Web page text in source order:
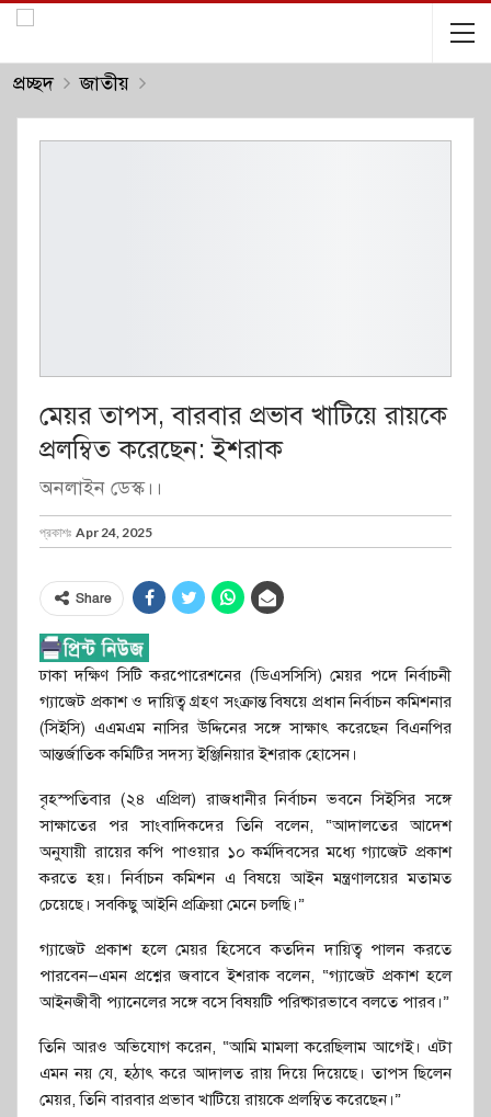
প্রচ্ছদ জাতীয়
মেয়র তাপস, বারবার প্রভাব খাটিয়ে রায়কে
প্রলম্বিত করেছেন: ইশরাক
অনলাইন ডেস্ক।।
প্রকাশঃ Apr 24, 2025
Share
ঢাকা দক্ষিণ সিটি করপোরেশনের (ডিএসসিসি) মেয়র পদে নির্বাচনী
গ্যাজেট প্রকাশ ও দায়িত্ব গ্রহণ সংক্রান্ত বিষয়ে প্রধান নির্বাচন কমিশনার
(সিইসি) এএমএম নাসির উদ্দিনের সঙ্গে সাক্ষাৎ করেছেন বিএনপির
আন্তর্জাতিক কমিটির সদস্য ইঞ্জিনিয়ার ইশরাক হোসেন।
বৃহস্পতিবার (২৪ এপ্রিল) রাজধানীর নির্বাচন ভবনে সিইসির সঙ্গে
সাক্ষাতের পর সাংবাদিকদের তিনি বলেন, “আদালতের আদেশ
অনুযায়ী রায়ের কপি পাওয়ার ১০ কর্মদিবসের মধ্যে গ্যাজেট প্রকাশ
করতে হয়। নির্বাচন কমিশন এ বিষয়ে আইন মন্ত্রণালয়ের মতামত
চেয়েছে। সবকিছু আইনি প্রক্রিয়া মেনে চলছি।”
গ্যাজেট প্রকাশ হলে মেয়র হিসেবে কতদিন দায়িত্ব পালন করতে
পারবেন—এমন প্রশ্নের জবাবে ইশরাক বলেন, “গ্যাজেট প্রকাশ হলে
আইনজীবী প্যানেলের সঙ্গে বসে বিষয়টি পরিষ্কারভাবে বলতে পারব।”
তিনি আরও অভিযোগ করেন, “আমি মামলা করেছিলাম আগেই। এটা
এমন নয় যে, হঠাৎ করে আদালত রায় দিয়ে দিয়েছে। তাপস ছিলেন
মেয়র, তিনি বারবার প্রভাব খাটিয়ে রায়কে প্রলম্বিত করেছেন।”